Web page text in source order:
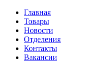
Главная
Товары
Новости
Отделения
Контакты
Вакансии